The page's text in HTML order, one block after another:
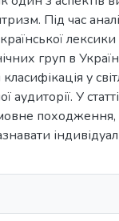
Під час
лексики
груп в
у
У